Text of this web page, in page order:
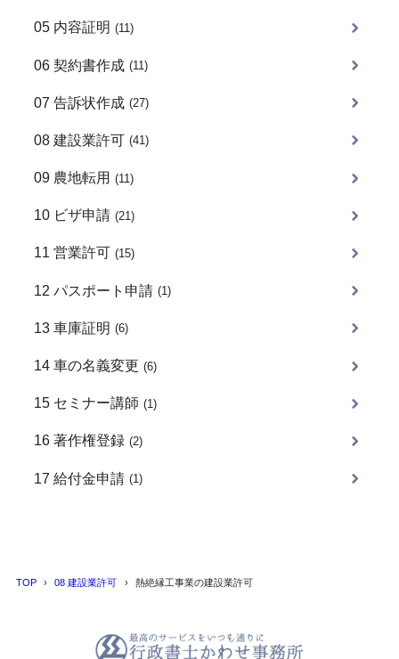
05 内容証明 (11)
06 契約書作成 (11)
07 告訴状作成 (27)
08 建設業許可 (41)
09 農地転用 (11)
10 ビザ申請 (21)
11 営業許可 (15)
12 パスポート申請 (1)
13 車庫証明 (6)
14 車の名義変更 (6)
15 セミナー講師 (1)
16 著作権登録 (2)
17 給付金申請 (1)
TOP 08 建設業許可 熱絶縁工事業の建設業許可